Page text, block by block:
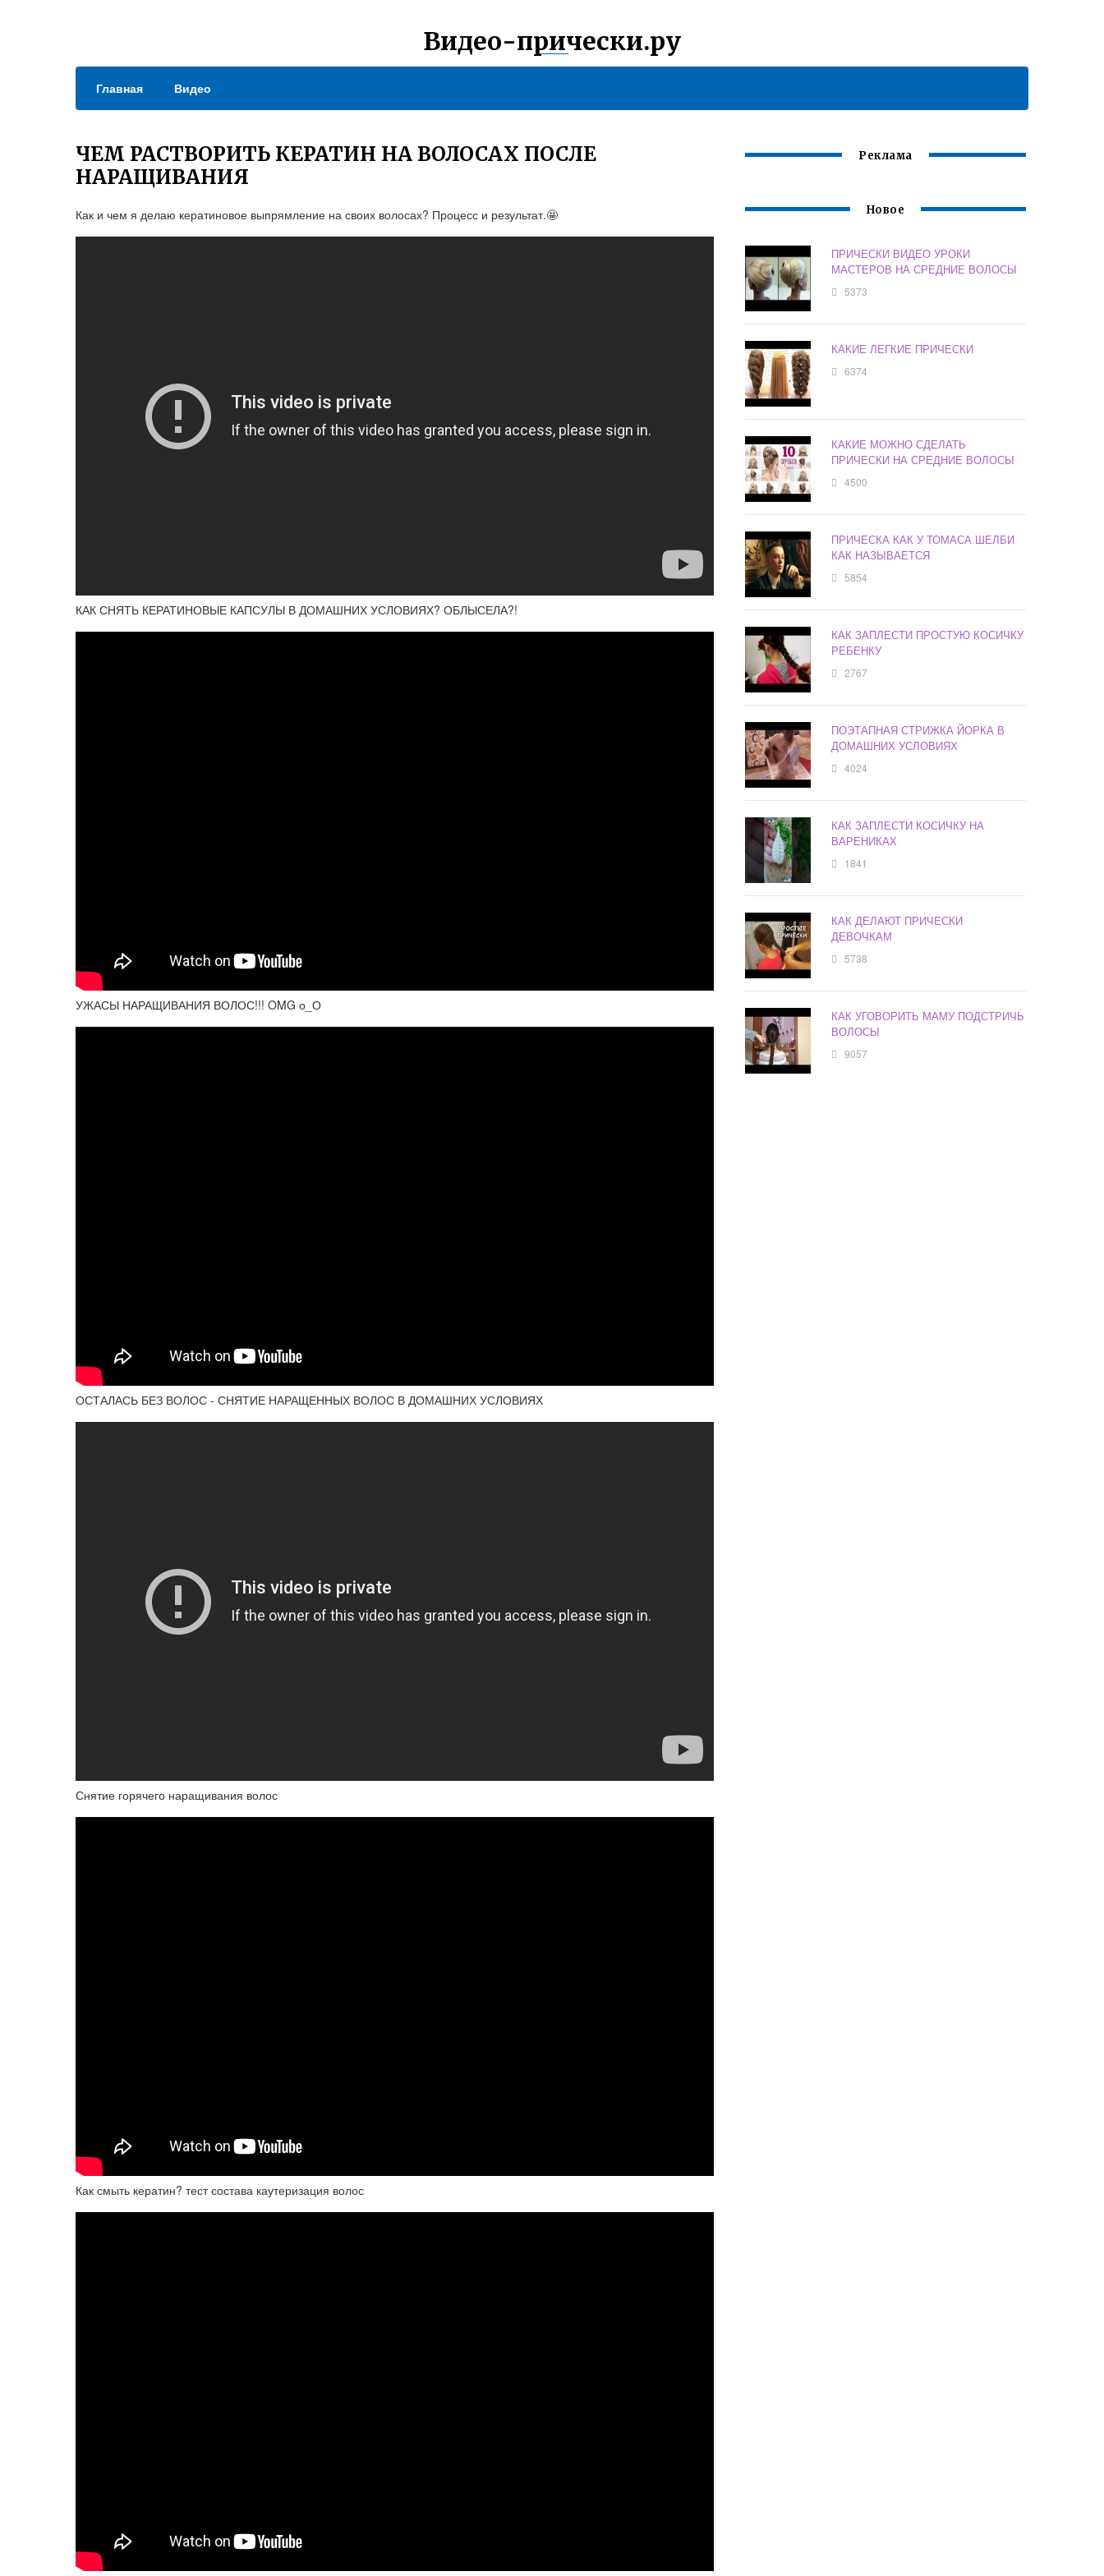
Видео-прически.ру
Главная Видео
ЧЕМ РАСТВОРИТЬ КЕРАТИН НА ВОЛОСАХ ПОСЛЕ
НАРАЩИВАНИЯ
Как и чем я делаю кератиновое выпрямление на своих волосах? Процесс и результат.🤩
КАК СНЯТЬ КЕРАТИНОВЫЕ КАПСУЛЫ В ДОМАШНИХ УСЛОВИЯХ? ОБЛЫСЕЛА?!
УЖАСЫ НАРАЩИВАНИЯ ВОЛОС!!! OMG о_О
ОСТАЛАСЬ БЕЗ ВОЛОС - СНЯТИЕ НАРАЩЕННЫХ ВОЛОС В ДОМАШНИХ УСЛОВИЯХ
Снятие горячего наращивания волос
Как смыть кератин? тест состава каутеризация волос
Реклама
Новое
ПРИЧЕСКИ ВИДЕО УРОКИ
МАСТЕРОВ НА СРЕДНИЕ ВОЛОСЫ
5373
КАКИЕ ЛЕГКИЕ ПРИЧЕСКИ
6374
КАКИЕ МОЖНО СДЕЛАТЬ
ПРИЧЕСКИ НА СРЕДНИЕ ВОЛОСЫ
4500
ПРИЧЕСКА КАК У ТОМАСА ШЕЛБИ
КАК НАЗЫВАЕТСЯ
5854
КАК ЗАПЛЕСТИ ПРОСТУЮ КОСИЧКУ
РЕБЕНКУ
2767
ПОЭТАПНАЯ СТРИЖКА ЙОРКА В
ДОМАШНИХ УСЛОВИЯХ
4024
КАК ЗАПЛЕСТИ КОСИЧКУ НА
ВАРЕНИКАХ
1841
КАК ДЕЛАЮТ ПРИЧЕСКИ
ДЕВОЧКАМ
5738
КАК УГОВОРИТЬ МАМУ ПОДСТРИЧЬ
ВОЛОСЫ
9057